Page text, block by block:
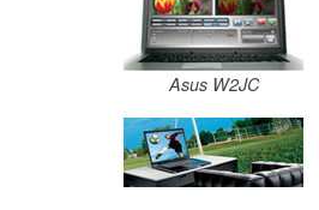
Asus W2JC